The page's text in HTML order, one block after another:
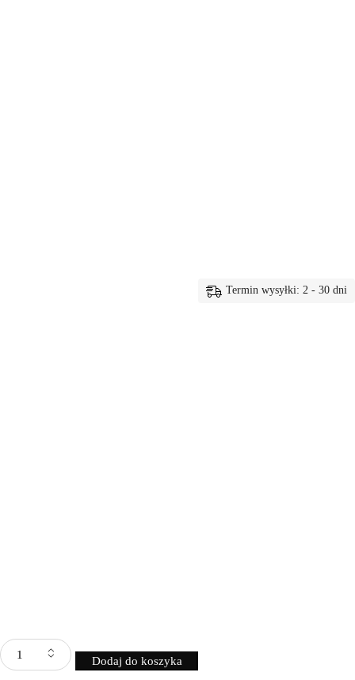
Dodaj do koszyka
Termin wysyłki: 2 - 30 dni